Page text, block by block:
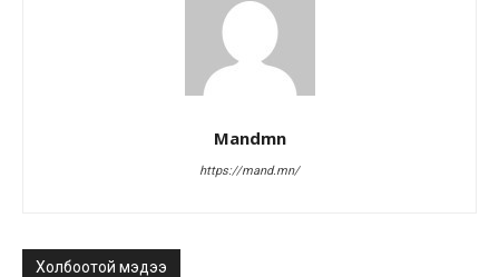
Mandmn
https://mand.mn/
Холбоотой мэдээ